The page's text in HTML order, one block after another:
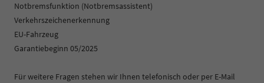
Notbremsfunktion (Notbremsassistent)
Verkehrszeichenerkennung
EU-Fahrzeug
Garantiebeginn 05/2025
Für weitere Fragen stehen wir Ihnen telefonisch oder per E-Mail